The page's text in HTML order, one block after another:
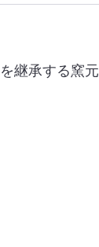
継承する窯元